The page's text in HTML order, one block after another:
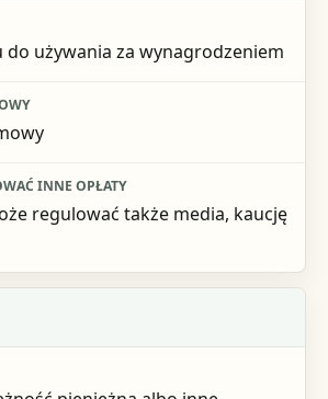
inne opłaty
do używania za wynagrodzeniem
regulować także media, kaucję